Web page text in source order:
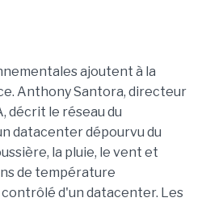
ajoutent à la
Anthony Santora, directeur
décrit le réseau du
datacenter dépourvu du
la pluie, le vent et
de température
d'un datacenter. Les